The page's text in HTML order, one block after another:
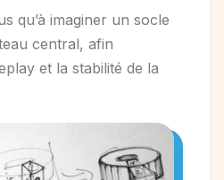
qu’à imaginer un socle
central, afin
et la stabilité de la